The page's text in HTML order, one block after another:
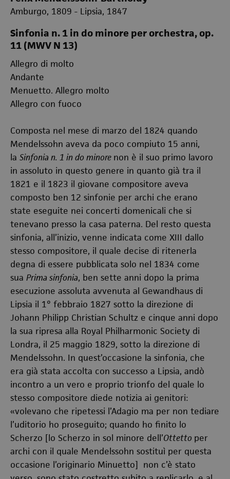
Amburgo, 1809 - Lipsia, 1847
Sinfonia n. 1 in do minore per orchestra, op.
11 (MWV N 13)
Allegro di molto
Andante
Menuetto. Allegro molto
Allegro con fuoco
Composta nel mese di marzo del 1824 quando
Mendelssohn aveva da poco compiuto 15 anni,
la Sinfonia n. 1 in do minore non è il suo primo lavoro
in assoluto in questo genere in quanto già tra il
1821 e il 1823 il giovane compositore aveva
composto ben 12 sinfonie per archi che erano
state eseguite nei concerti domenicali che si
tenevano presso la casa paterna. Del resto questa
sinfonia, all’inizio, venne indicata come XIII dallo
stesso compositore, il quale decise di ritenerla
degna di essere pubblicata solo nel 1834 come
sua Prima sinfonia, ben sette anni dopo la prima
esecuzione assoluta avvenuta al Gewandhaus di
Lipsia il 1° febbraio 1827 sotto la direzione di
Johann Philipp Christian Schultz e cinque anni dopo
la sua ripresa alla Royal Philharmonic Society di
Londra, il 25 maggio 1829, sotto la direzione di
Mendelssohn. In quest’occasione la sinfonia, che
era già stata accolta con successo a Lipsia, andò
incontro a un vero e proprio trionfo del quale lo
stesso compositore diede notizia ai genitori:
«volevano che ripetessi l’Adagio ma per non tediare
l’uditorio ho proseguito; quando ho finito lo
Scherzo [lo Scherzo in sol minore dell’Ottetto per
archi con il quale Mendelssohn sostituì per questa
occasione l’originario Minuetto] non c’è stato